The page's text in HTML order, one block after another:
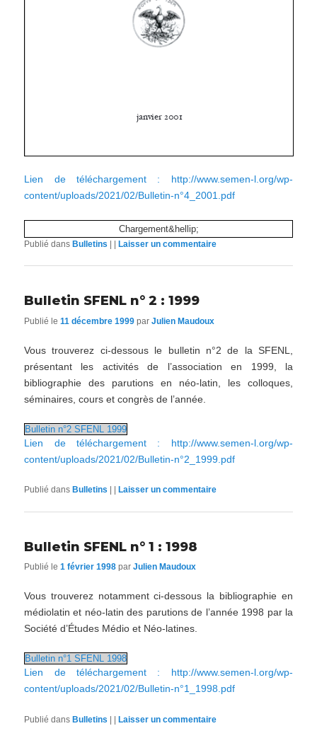
Lien de téléchargement : http://www.semen-l.org/wp-
content/uploads/2021/02/Bulletin-n°4_2001.pdf
Chargement&hellip;
Publié dans Bulletins Laisser un commentaire
Bulletin SFENL n° 2 : 1999
Publié le11 décembre 1999 parJulien Maudoux
Vous trouverez ci-dessous le bulletin n°2 de la SFENL,
présentant les activités de l’association en 1999, la
bibliographie des parutions en néo-latin, les colloques,
séminaires, cours et congrès de l’année.
Bulletin n°2 SFENL 1999
Lien de téléchargement : http://www.semen-l.org/wp-
content/uploads/2021/02/Bulletin-n°2_1999.pdf
Publié dans Bulletins Laisser un commentaire
Bulletin SFENL n° 1 : 1998
Publié le1 février 1998 parJulien Maudoux
Vous trouverez notamment ci-dessous la bibliographie en
médiolatin et néo-latin des parutions de l’année 1998 par la
Société d’Études Médio et Néo-latines.
Bulletin n°1 SFENL 1998
Lien de téléchargement : http://www.semen-l.org/wp-
content/uploads/2021/02/Bulletin-n°1_1998.pdf
Publié dans Bulletins | |Laisser un commentaire